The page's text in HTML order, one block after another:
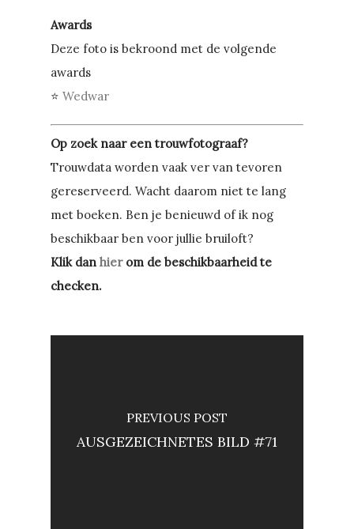
Awards
Deze foto is bekroond met de volgende
awards
⭐Wedwar
Op zoek naar een trouwfotograaf?
Trouwdata worden vaak ver van tevoren
gereserveerd. Wacht daarom niet te lang
met boeken. Ben je benieuwd of ik nog
beschikbaar ben voor jullie bruiloft?
Klik danhierom de beschikbaarheid te
checken.
PREVIOUS POST
AUSGEZEICHNETES BILD #71